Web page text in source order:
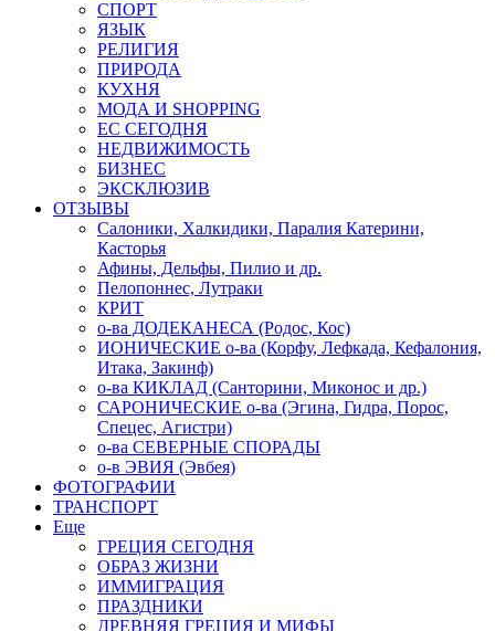
СПОРТ
ЯЗЫК
РЕЛИГИЯ
ПРИРОДА
КУХНЯ
МОДА И SHOPPING
ЕС СЕГОДНЯ
НЕДВИЖИМОСТЬ
БИЗНЕС
ЭКСКЛЮЗИВ
ОТЗЫВЫ
Салоники, Халкидики, Паралия Катерини,
Касторья
Афины, Дельфы, Пилио и др.
Пелопоннес, Лутраки
КРИТ
о-ва ДОДЕКАНЕСА (Родос, Кос)
ИОНИЧЕСКИЕ о-ва (Корфу, Лефкада, Кефалония,
Итака, Закинф)
о-ва КИКЛАД (Санторини, Миконос и др.)
САРОНИЧЕСКИЕ о-ва (Эгина, Гидра, Порос,
Спецес, Агистри)
о-ва СЕВЕРНЫЕ СПОРАДЫ
о-в ЭВИЯ (Эвбея)
ФОТОГРАФИИ
ТРАНСПОРТ
Еще
ГРЕЦИЯ СЕГОДНЯ
ОБРАЗ ЖИЗНИ
ИММИГРАЦИЯ
ПРАЗДНИКИ
ДРЕВНЯЯ ГРЕЦИЯ И МИФЫ